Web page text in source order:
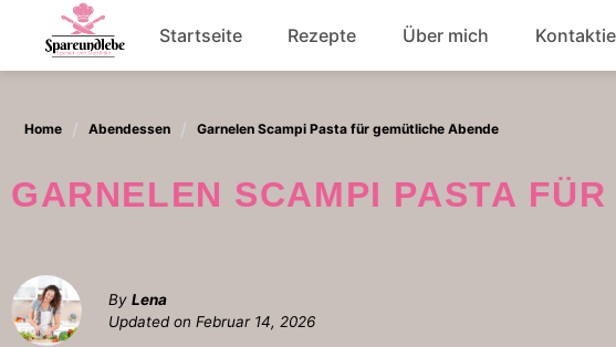
content
Startseite Rezepte Über mich
Home Abendessen Garnelen Scampi Pasta für gemütliche Abende
GARNELEN SCAMPI PASTA
By Lena
Updated on Februar 14, 2026